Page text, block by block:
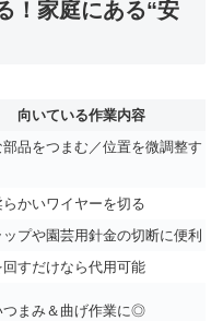
！家庭にある“安
向いている作業内容
品をつまむ／位置を微調整す
らかいワイヤーを切る
ップや園芸用針金の切断に便利
回すだけなら代用可能
つまみ＆曲げ作業に◎